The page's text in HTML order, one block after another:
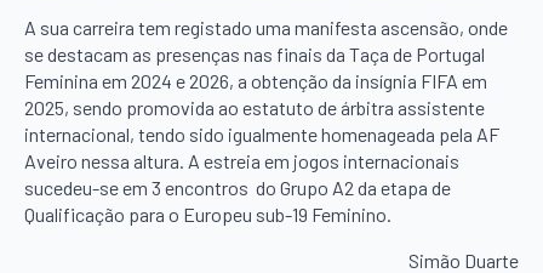
A sua carreira tem registado uma manifesta ascensão, onde
se destacam as presenças nas finais da Taça de Portugal
Feminina em 2024 e 2026, a obtenção da insígnia FIFA em
2025, sendo promovida ao estatuto de árbitra assistente
internacional, tendo sido igualmente homenageada pela AF
Aveiro nessa altura. A estreia em jogos internacionais
sucedeu-se em 3 encontros do Grupo A2 da etapa de
Qualificação para o Europeu sub-19 Feminino.
Simão Duarte